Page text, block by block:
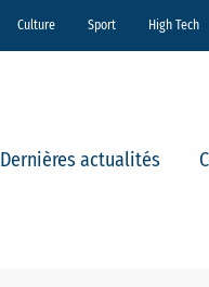
Culture Sport High Tech
Dernières actualités